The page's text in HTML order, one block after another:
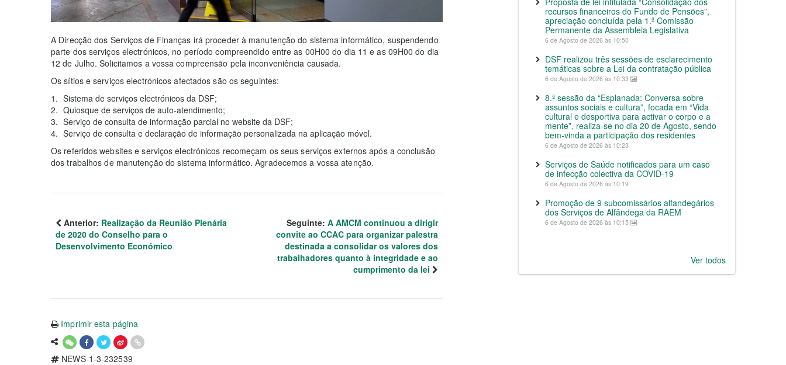
A Direcção dos Serviços de Finanças irá proceder à manutenção do sistema informático, suspendendo
parte dos serviços electrónicos, no período compreendido entre as 00H00 do dia 11 e as 09H00 do dia
12 de Julho. Solicitamos a vossa compreensão pela inconveniência causada.
Os sítios e serviços electrónicos afectados são os seguintes:
Sistema de serviços electrónicos da DSF;
Quiosque de serviços de auto-atendimento;
Serviço de consulta de informação parcial no website da DSF;
Serviço de consulta e declaração de informação personalizada na aplicação móvel.
Os referidos websites e serviços electrónicos recomeçam os seus serviços externos após a conclusão
dos trabalhos de manutenção do sistema informático. Agradecemos a vossa atenção.
Anterior: Realização da Reunião Plenária
de 2020 do Conselho para o
Desenvolvimento Económico
Seguinte: A AMCM continuou a dirigir
convite ao CCAC para organizar palestra
destinada a consolidar os valores dos
trabalhadores quanto à integridade e ao
cumprimento da lei
Imprimir esta página
NEWS-1-3-232539
recursos financeiros do Fundo de Pensões”,
apreciação concluída pela 1.ª Comissão
Permanente da Assembleia Legislativa
6 de Agosto de 2026 às 10:50
DSF realizou três sessões de esclarecimento
temáticas sobre a Lei da contratação pública
6 de Agosto de 2026 às 10:33
8.ª sessão da “Esplanada: Conversa sobre
assuntos sociais e cultura”, focada em “Vida
cultural e desportiva para activar o corpo e a
mente”, realiza-se no dia 20 de Agosto, sendo
bem-vinda a participação dos residentes
6 de Agosto de 2026 às 10:23
Serviços de Saúde notificados para um caso
de infecção colectiva da COVID-19
6 de Agosto de 2026 às 10:19
Promoção de 9 subcomissários alfandegários
dos Serviços de Alfândega da RAEM
6 de Agosto de 2026 às 10:15
Ver todos